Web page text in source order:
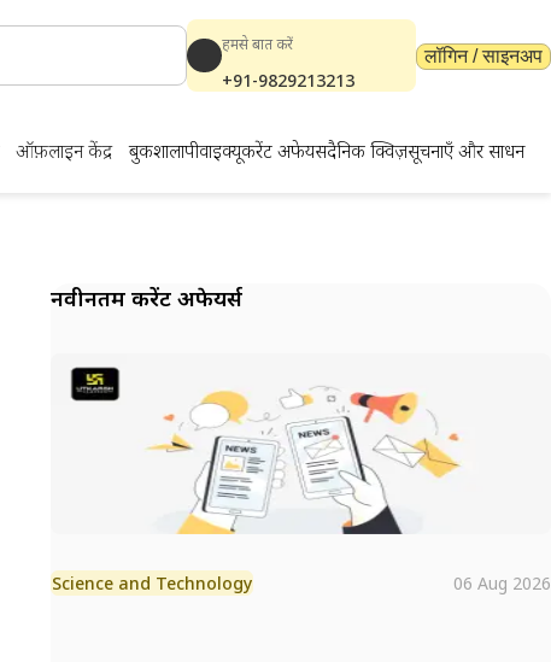
हमसे बात करें
+91-9829213213
लॉगिन / साइनअप
ऑफ़लाइन केंद्र बुकशालापीवाईक्यूकरेंट अफेयर्सदैनिक क्विज़सूचनाएँ और साधन
नवीनतम करेंट अफेयर्स
Science and Technology 06 Aug 2026